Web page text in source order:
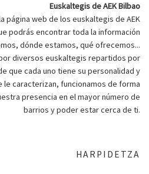
Euskaltegis de AEK Bilbao
página web de los euskaltegis de AEK
podrás encontrar toda la información
dónde estamos, qué ofrecemos...
diversos euskaltegis repartidos por
que cada uno tiene su personalidad y
le caracterizan, funcionamos de forma
presencia en el mayor número de
barrios y poder estar cerca de ti.
HARPIDETZA